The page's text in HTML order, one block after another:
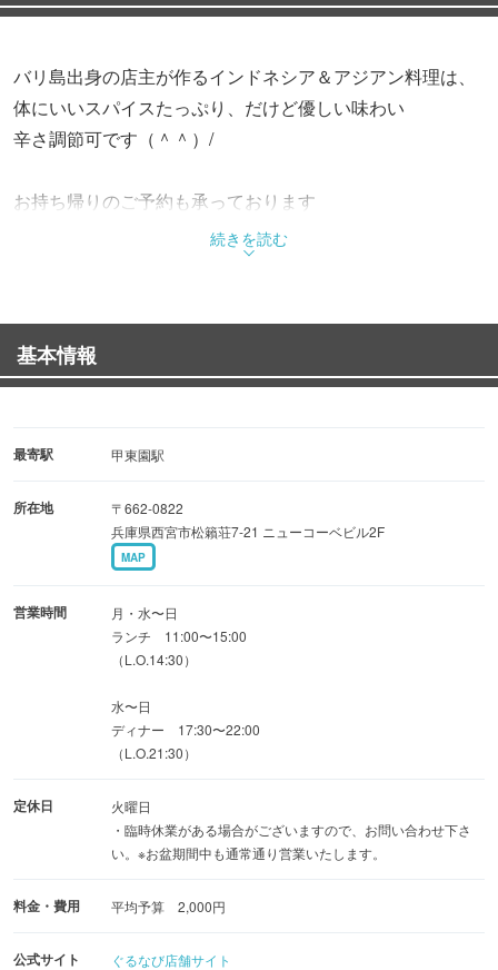
バリ島出身の店主が作るインドネシア＆アジアン料理は、
体にいいスパイスたっぷり、だけど優しい味わい
辛さ調節可です（＾＾）/
お持ち帰りのご予約も承っております
ほとんどのお料理がお持ち帰りいただけます
ぜひお店の味をご自宅でお楽しみください
【ご案内】
《ランチタイムの騒音について》
ビル1階の内装工事中につき時折大きな騒音が発生してお
ランチご来店予定のお客様はご了承のほどお願い申し上げ
《お電話・DM》
接客中などでお電話やDMに対応できない場合がございま
す。ご了承のほどお願い申し上げます。
営業時間、営業日の最新情報はお電話、ブログ、
instagram、facebook、X（twitter）等でご確認下さい
続きを読む
基本情報
最寄駅 甲東園駅
所在地
〒662-0822
兵庫県西宮市松籟荘7-21 ニューコーベビル2F
MAP
営業時間
月・水〜日
ランチ 11:00〜15:00
（L.O.14:30）
水〜日
ディナー 17:30〜22:00
（L.O.21:30）
定休日
火曜日
・臨時休業がある場合がございますので、お問い合わせ下さ
い。※お盆期間中も通常通り営業いたします。
料金・費用 平均予算 2,000円
公式サイト ぐるなび店舗サイト